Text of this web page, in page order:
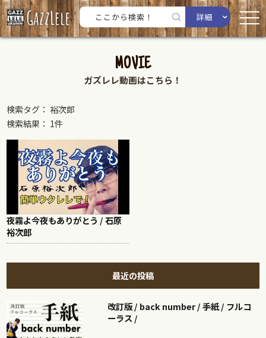
詳細
MOVIE
ガズレレ動画はこちら！
検索タグ： 裕次郎
検索結果： 1件
夜霧よ今夜もありがとう / 石原
裕次郎
最近の投稿
改訂版 / back number / 手紙 / フルコ
ーラス /